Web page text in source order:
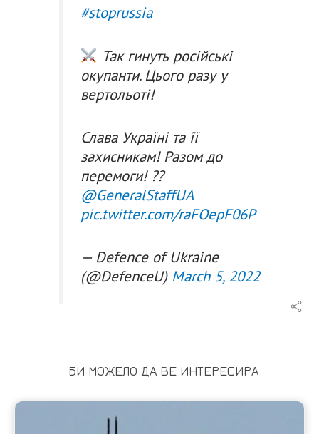
#stoprussia
Так гинуть російські
окупанти. Цього разу у
вертольоті!
Слава Україні та її
захисникам! Разом до
перемоги! ??
@GeneralStaffUA
pic.twitter.com/raFOepF06P
— Defence of Ukraine
(@DefenceU) March 5, 2022
БИ МОЖЕЛО ДА ВЕ ИНТЕРЕСИРА